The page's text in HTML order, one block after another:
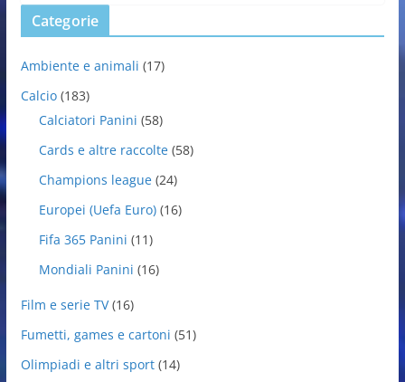
Categorie
Ambiente e animali (17)
Calcio(183)
Calciatori Panini (58)
Cards e altre raccolte(58)
Champions league(24)
Europei (Uefa Euro)(16)
Fifa 365 Panini (11)
Mondiali Panini (16)
Film e serie TV(16)
Fumetti, games e cartoni (51)
Olimpiadi e altri sport(14)